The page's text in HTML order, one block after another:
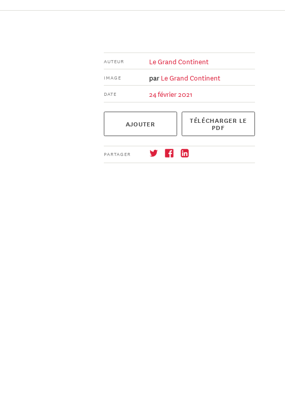
AUTEUR Le Grand Continent
IMAGE parLe Grand Continent
DATE 24 février 2021
AJOUTER TÉLÉCHARGER LE
PDF
PARTAGER